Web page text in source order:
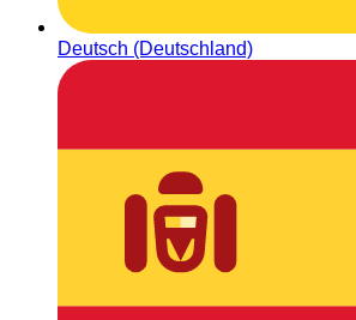
Deutsch (Deutschland)